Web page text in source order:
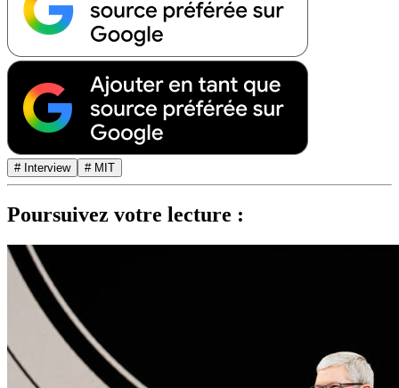
# Interview # MIT
Poursuivez votre lecture :